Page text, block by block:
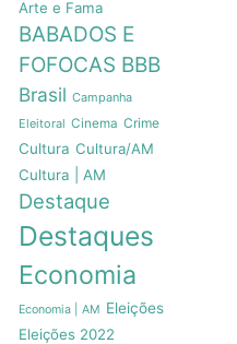
Arte e Fama
BABADOS E
FOFOCAS BBB
Brasil Campanha
Eleitoral Cinema Crime
Cultura Cultura/AM
Cultura | AM
Destaque
Destaques
Economia
Economia | AM Eleições
Eleições 2022